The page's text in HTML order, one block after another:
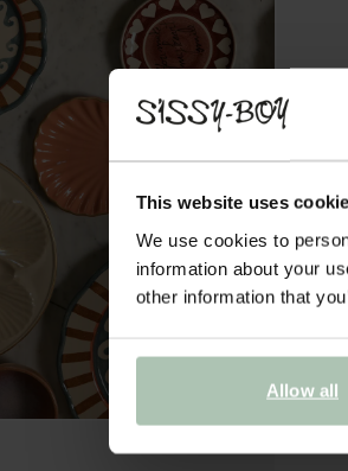
This website uses
We use cookies to
information about your
other information that
Allow all